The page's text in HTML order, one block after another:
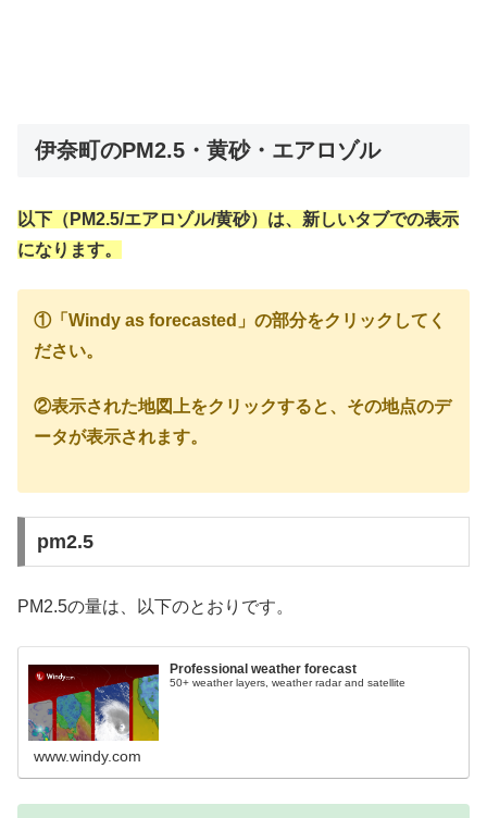
伊奈町のPM2.5・黄砂・エアロゾル
以下（PM2.5/エアロゾル/黄砂）は、新しいタブでの表示
になります。
①「Windy as forecasted」の部分をクリックしてく
ださい。
②表示された地図上をクリックすると、その地点のデ
ータが表示されます。
pm2.5
PM2.5の量は、以下のとおりです。
Professional weather forecast
50+ weather layers, weather radar and satellite
www.windy.com